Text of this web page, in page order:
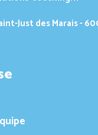
Just des Marais -